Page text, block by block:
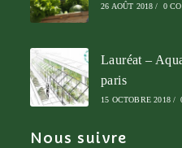
26 AOÛT 2018 / 0
Lauréat –
paris
15 OCTOBRE 2018 /
Nous suivre